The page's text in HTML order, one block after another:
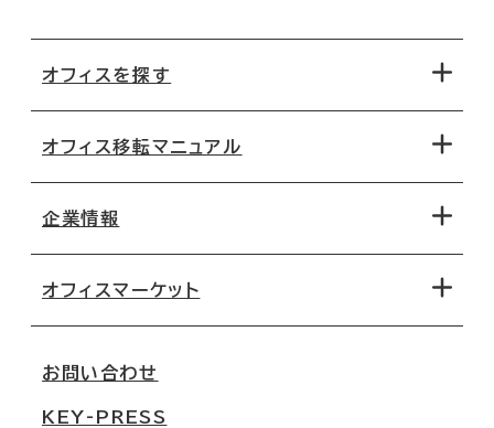
オフィスを探す
地図から探す
路線・駅から探す
オフィス移転マニュアル
移転コストシミュレーション
移転スケジュール
オフィス移転Q&A
企業情報
オフィスマーケット
お問い合わせ
KEY-PRESS